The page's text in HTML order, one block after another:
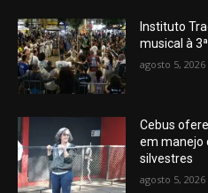
Instituto
musical à
agosto 5, 2026
Cebus
em manejo
silvestres
agosto 5, 2026